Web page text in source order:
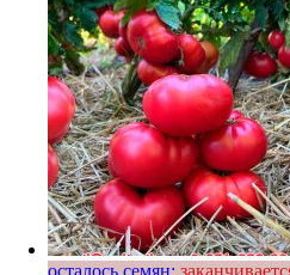
осталось семян: